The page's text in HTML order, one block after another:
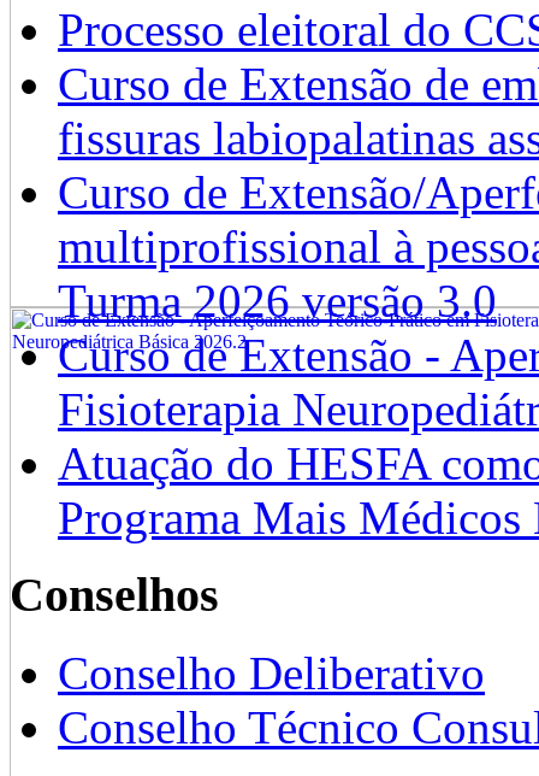
Processo eleitoral do
Curso de Extensão de
fissuras labiopalatinas
Curso de Extensão/
multiprofissional à
Turma 2026 versão 3.0
Curso de Extensão -
Fisioterapia
Atuação do HESFA
Programa Mais
Conselhos
Conselho Deliberativo
Conselho Técnico